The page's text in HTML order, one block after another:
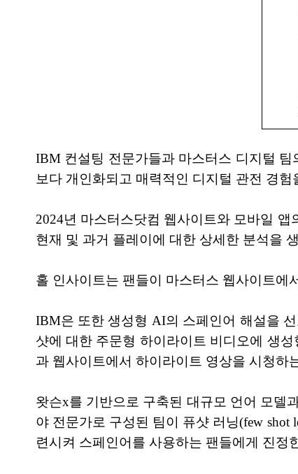
IBM 컨설팅 전문가들과 마스터스 디지털
보다 개인화되고 매력적인 디지털 관전 경
2024년 마스터스닷컴 웹사이트와 모바일
현재 및 과거 플레이에 대한 상세한 분석을
홀 인사이트는 팬들이 마스터스 웹사이트에
IBM은 또한 생성형 AI의 스페인어 해설을
샷에 대한 주문형 하이라이트 비디오에 생
과 웹사이트에서 하이라이트 영상을 시청하
왓슨x를 기반으로 구축된 대규모 언어 모델
야 전문가로 구성된 팀이 퓨샷 러닝(few
련시켜 스페인어를 사용하는 팬들에게 진정